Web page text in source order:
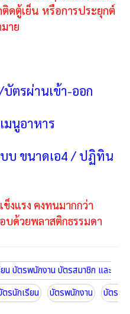
ดตู้เย็น หรือการประยุกต์
าย
ตรผ่านเข้า-ออก
มนูอาหาร
ขนาดเอ4 / ปฏิทิน
งแรง คงทนมากกว่า
บด้วยพลาสติกธรรมดา
น บัตรพนักงาน บัตรสมาชิก และ
รนักเรียน บัตรพนักงาน
บัตร